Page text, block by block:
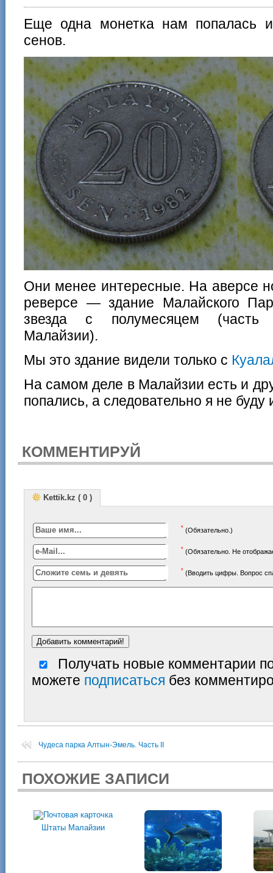
Еще одна монетка нам попалась
сенов.
Они менее интересные. На аверсе
реверсе — здание Малайского
звезда с полумесяцем (часть
Малайзии).
Мы это здание видели только с
На самом деле в Малайзии есть и
попались, а следовательно я не буду
КОММЕНТИРУЙ
Kettik.kz ( 0 )
* (Обязательно.)
* (Обязательно. Не
* (Вводить цифры. Вопрос
Получать новые комментарии
можете подписаться без
Чудеса парка Алтын-Эмель. Часть II
ПОХОЖИЕ ЗАПИСИ
Штаты Малайзии